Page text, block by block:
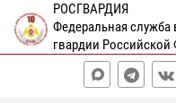
РОСГВАРДИЯ
Федеральная
гвардии Российской